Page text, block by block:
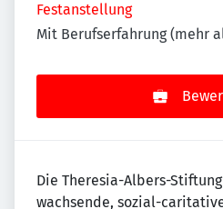
Festanstellung
Mit Berufserfahrung (mehr
Die Theresia-Albers-
wachsende, sozial-